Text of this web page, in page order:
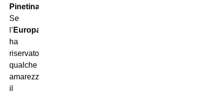
Pinetina
Se
l’ Europa
ha
riservato
qualche
amarezza,
il